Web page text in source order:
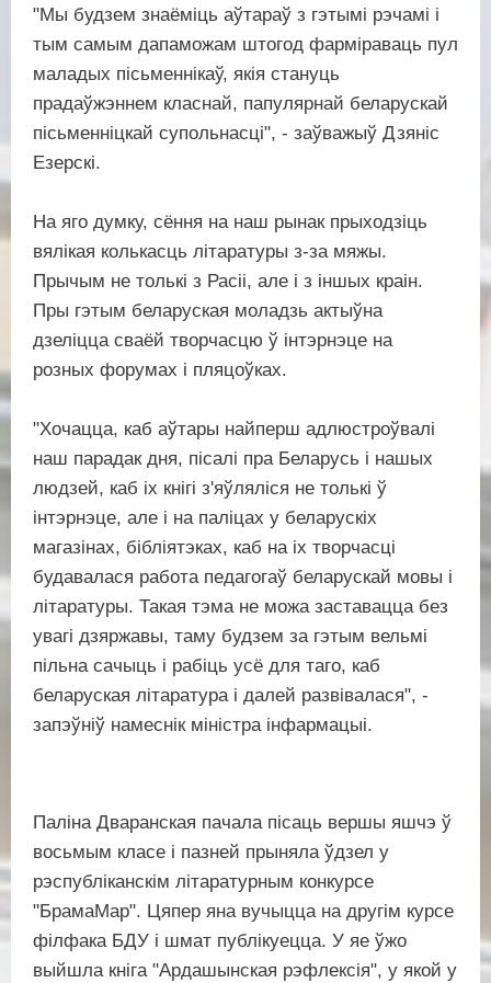
"Мы будзем знаёміць аўтараў з гэтымі рэчамі і
тым самым дапаможам штогод фарміраваць пул
маладых пісьменнікаў, якія стануць
прадаўжэннем класнай, папулярнай беларускай
пісьменніцкай супольнасці", - заўважыў Дзяніс
Езерскі.
На яго думку, сёння на наш рынак прыходзіць
вялікая колькасць літаратуры з-за мяжы.
Прычым не толькі з Расіі, але і з іншых краін.
Пры гэтым беларуская моладзь актыўна
дзеліцца сваёй творчасцю ў інтэрнэце на
розных форумах і пляцоўках.
"Хочацца, каб аўтары найперш адлюстроўвалі
наш парадак дня, пісалі пра Беларусь і нашых
людзей, каб іх кнігі з'яўляліся не толькі ў
інтэрнэце, але і на паліцах у беларускіх
магазінах, бібліятэках, каб на іх творчасці
будавалася работа педагогаў беларускай мовы і
літаратуры. Такая тэма не можа заставацца без
увагі дзяржавы, таму будзем за гэтым вельмі
пільна сачыць і рабіць усё для таго, каб
беларуская літаратура і далей развівалася", -
запэўніў намеснік міністра інфармацыі.
Паліна Дваранская пачала пісаць вершы яшчэ ў
восьмым класе і пазней прыняла ўдзел у
рэспубліканскім літаратурным конкурсе
"БрамаМар". Цяпер яна вучыцца на другім курсе
філфака БДУ і шмат публікуецца. У яе ўжо
выйшла кніга "Ардашынская рэфлексія", у якой у